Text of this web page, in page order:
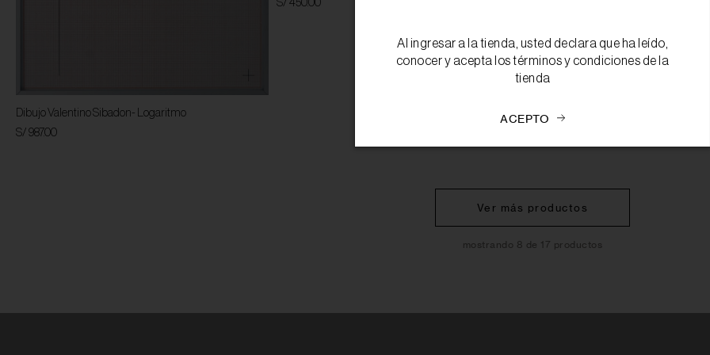
Dibujo Valentino Sibadon- Logaritmo
S/ 987.00
S/ 450.00
Ver más productos
mostrando 8 de 17 productos
Al ingresar a la tienda, usted declara que ha leído,
conocer y acepta lostérminos y condiciones de la
tienda
ACEPTO